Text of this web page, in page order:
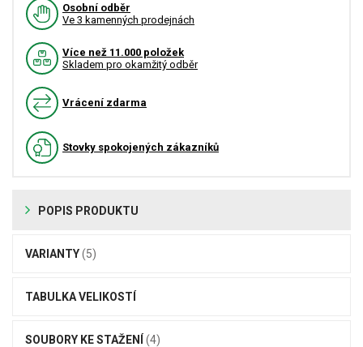
Osobní odběr
Ve 3 kamenných prodejnách
Více než 11.000 položek
Skladem pro okamžitý odběr
Vrácení zdarma
Stovky spokojených zákazníků
POPIS PRODUKTU
VARIANTY(5)
TABULKA VELIKOSTÍ
SOUBORY KE STAŽENÍ (4)